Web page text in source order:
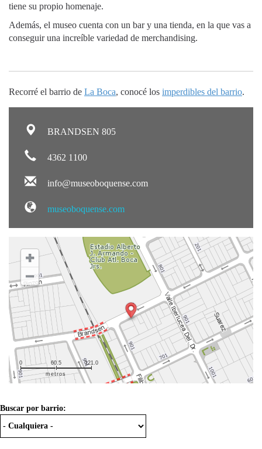
tiene su propio homenaje.
Además, el museo cuenta con un bar y una tienda, en la que vas a
conseguir una increíble variedad de merchandising.
Recorré el barrio de La Boca, conocé los imperdibles del barrio.
BRANDSEN 805
4362 1100
info@museoboquense.com
museoboquense.com
metros
0 60.5 121.0
Buscar por barrio: